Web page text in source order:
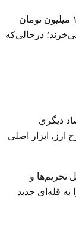
الان همه به روشنی می‌دانند که بالارفتن نرخ دلار یعنی کوچک‌تر شدن سفره مردم، و همین امر به‌روشنی در زندگی کارگران دیده می‌شود: دستمزد رسمی کارگر در سال ۱۴۰۴ کمی بیش از ۱۰ میلیون تومان
می‌خرند؛ درحالی‌که
دیگری
ابزار اصلی
تحریم‌ها و
قله‌ای جدید